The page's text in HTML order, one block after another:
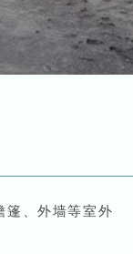
篷、外墙等室外